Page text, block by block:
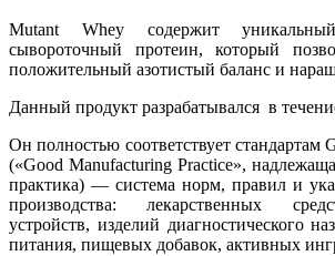
Mutant Whey содержит
сывороточный протеин, который
положительный азотистый баланс и
Данный продукт разрабатывался в
Он полностью соответствует стандартам
(«Good Manufacturing Practice»,
практика) — система норм, правил и
производства: лекарственных
устройств, изделий диагностического
питания, пищевых добавок, активных